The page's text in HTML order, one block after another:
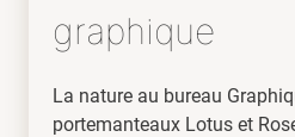
graphique
La nature au bureau
portemanteaux Lotus et